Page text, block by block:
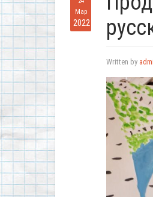
Мар
2022
Written by